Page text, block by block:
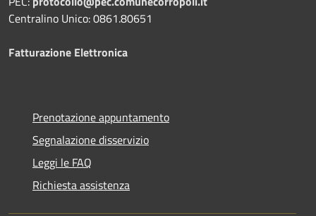
Centralino Unico: 0861.80651
Fatturazione Elettronica
Prenotazione appuntamento
Segnalazione disservizio
Leggi le FAQ
Richiesta assistenza